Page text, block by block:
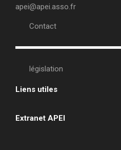
apei@apei.asso.fr
Contact
législation
Liens utiles
Extranet APEI